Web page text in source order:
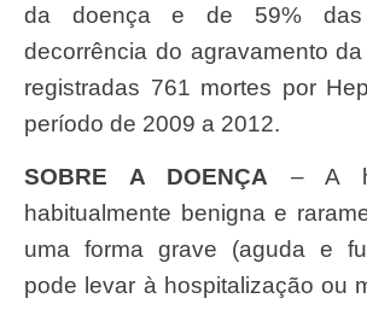
da doença e de 59% das
decorrência do agravamento
registradas 761 mortes por
período de 2009 a 2012.
SOBRE A DOENÇA – A
habitualmente benigna e
uma forma grave (aguda e
pode levar à hospitalização ou